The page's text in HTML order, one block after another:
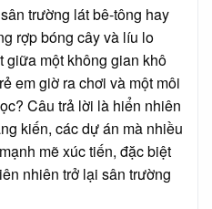
trường lát bê-tông hay
rợp bóng cây và líu lo
một không gian khô
em giờ ra chơi và một môi
Câu trả lời là hiển nhiên
kiến, các dự án mà nhiều
mẽ xúc tiến, đặc biệt
nhiên trở lại sân trường